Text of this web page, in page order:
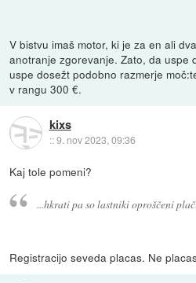
V bistvu imaš motor, ki je za en ali
anotranje zgorevanje. Zato, da uspe
uspe dosežt podobno razmerje
v rangu 300 €.
kixs
::9. nov 2023, 09:36
Kaj tole pomeni?
...hkrati pa so lastniki oproščeni
Registracijo seveda placas. Ne